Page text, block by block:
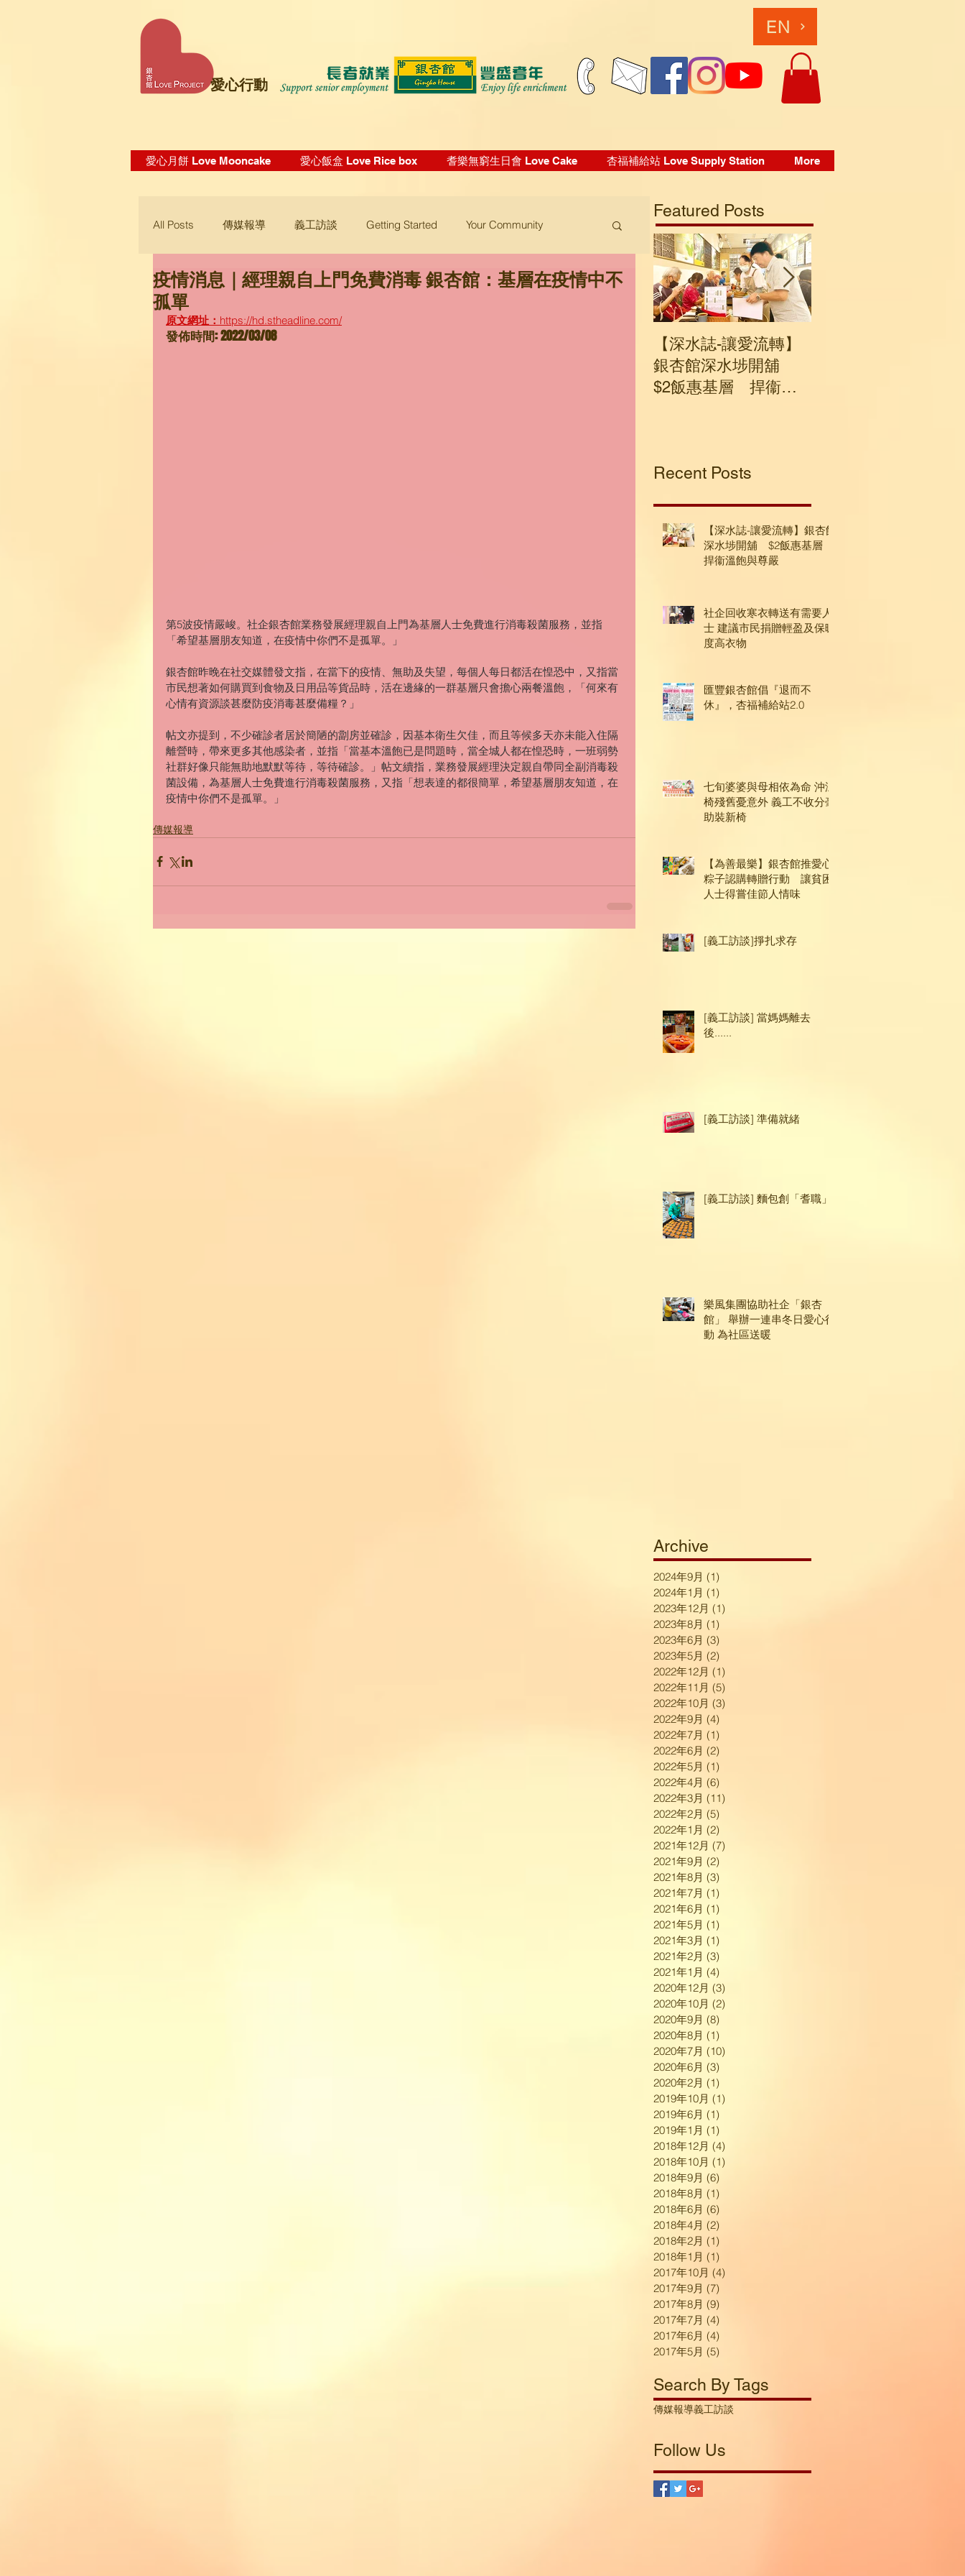
愛心行動
EN
愛心月餅 Love Mooncake 愛心飯盒 Love Rice box 耆樂無窮生日會 Love Cake 杏福補給站 Love Supply Station More
All Posts 傳媒報導 義工訪談 Getting Started Your Community
Blogging Tips
疫情消息｜經理親自上門免費消毒 銀杏館：基層在疫情中不
孤單
原文網址： https://hd.stheadline.com/
發佈時間: 2022/03/08
第5波疫情嚴峻。社企銀杏館業務發展經理親自上門為基層人士免費進行消毒殺菌服務，並指
「希望基層朋友知道，在疫情中你們不是孤單。」
銀杏館昨晚在社交媒體發文指，在當下的疫情、無助及失望，每個人每日都活在惶恐中，又指當
市民想著如何購買到食物及日用品等貨品時，活在邊緣的一群基層只會擔心兩餐溫飽，「何來有
心情有資源談甚麼防疫消毒甚麼備糧？」
帖文亦提到，不少確診者居於簡陋的劏房並確診，因基本衛生欠佳，而且等候多天亦未能入住隔
離營時，帶來更多其他感染者，並指「當基本溫飽已是問題時，當全城人都在惶恐時，一班弱勢
社群好像只能無助地默默等待，等待確診。」帖文續指，業務發展經理決定親自帶同全副消毒殺
菌設備，為基層人士免費進行消毒殺菌服務，又指「想表達的都很簡單，希望基層朋友知道，在
疫情中你們不是孤單。」
傳媒報導
Featured Posts
【深水誌-讓愛流轉】
銀杏館深水埗開舖
$2飯惠基層 捍衞溫
Recent Posts
【深水誌-讓愛流轉】銀杏館
深水埗開舖 $2飯惠基層
捍衞溫飽與尊嚴
社企回收寒衣轉送有需要人
士 建議市民捐贈輕盈及保暖
度高衣物
匯豐銀杏館倡『退而不
休』，杏福補給站2.0
七旬婆婆與母相依為命 沖涼
椅殘舊憂意外 義工不收分毫
助裝新椅
【為善最樂】銀杏館推愛心
粽子認購轉贈行動 讓貧困
人士得嘗佳節人情味
[義工訪談]掙扎求存
[義工訪談] 當媽媽離去
後......
[義工訪談] 準備就緒
[義工訪談] 麵包創「耆職」
樂風集團協助社企「銀杏
館」 舉辦一連串冬日愛心行
動 為社區送暖
Archive
2024年9月 (1)
2024年1月 (1)
2023年12月 (1)
2023年8月 (1)
2023年6月 (3)
2023年5月 (2)
2022年12月 (1)
2022年11月 (5)
2022年10月 (3)
2022年9月 (4)
2022年7月 (1)
2022年6月 (2)
2022年5月 (1)
2022年4月 (6)
2022年3月 (11)
2022年2月 (5)
2022年1月 (2)
2021年12月 (7)
2021年9月 (2)
2021年8月 (3)
2021年7月 (1)
2021年6月 (1)
2021年5月 (1)
2021年3月 (1)
2021年2月 (3)
2021年1月 (4)
2020年12月 (3)
2020年10月 (2)
2020年9月 (8)
2020年8月 (1)
2020年7月 (10)
2020年6月 (3)
2020年2月 (1)
2019年10月 (1)
2019年6月 (1)
2019年1月 (1)
2018年12月 (4)
2018年10月 (1)
2018年9月 (6)
2018年8月 (1)
2018年6月 (6)
2018年4月 (2)
2018年2月 (1)
2018年1月 (1)
2017年10月 (4)
2017年9月 (7)
2017年8月 (9)
2017年7月 (4)
2017年6月 (4)
2017年5月 (5)
Search By Tags
傳媒報導義工訪談
Follow Us